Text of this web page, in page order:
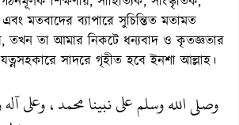
মতবাদের ব্যাপারে সুচিন্তিত মতামত
তখন তা আমার নিকটে ধন্যবাদ ও কৃতজ্ঞতার
সাদরে গৃহীত হবে ইনশা আল্লাহ।
وصلى الله وسلم على نبينا محمد، وعلى